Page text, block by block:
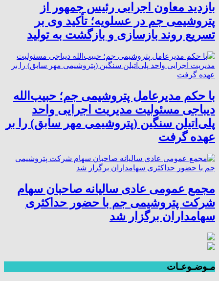
بازدید معاون اجرایی رئیس جمهور از
پتروشیمی جم در عسلویه؛ تأکید وی بر
تسریع روند بازسازی و بازگشت به تولید
با حکم مدیرعامل پتروشیمی جم؛ حبیب‌الله
دیباجی مسئولیت مدیریت اجرایی واحد
پلی‌اتیلن سنگین (پتروشیمی مهر سابق) را بر
عهده گرفت
مجمع عمومی عادی سالیانه صاحبان سهام
شرکت پتروشیمی جم با حضور حداکثری
سهامداران برگزار شد
مـوضـوعـات